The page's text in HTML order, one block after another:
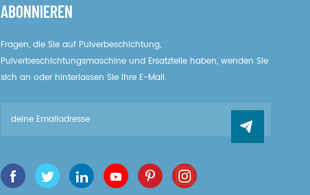
ABONNIEREN
Fragen, die Sie auf Pulverbeschichtung,
Pulverbeschichtungsmaschine und Ersatzteile haben, wenden Sie
sich an oder hinterlassen Sie Ihre E-Mail.